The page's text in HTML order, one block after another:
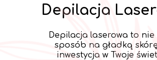
Depilacja laserowa to nie
sposób na gładką
inwestycja w Twoje
Depilacja